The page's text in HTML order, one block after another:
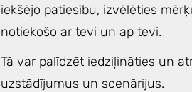
iekšējo patiesību, izvēlēties
notiekošo ar tevi un ap tevi.
Tā var palīdzēt iedziļināties un
uzstādījumus un scenārijus.